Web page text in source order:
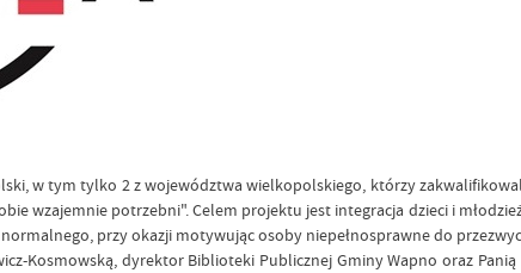
w tym tylko 2 z województwa wielkopolskiego, którzy
wzajemnie potrzebni". Celem projektu jest integracja dzieci i
przy okazji motywując osoby niepełnosprawne do
Kosmowską, dyrektor Biblioteki Publicznej Gminy Wapno oraz